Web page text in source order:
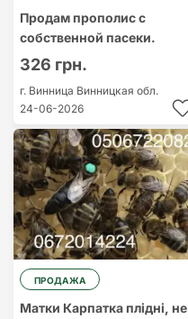
Продам прополис с
собственной пасеки.
326 грн.
г. Винница Винницкая обл.
24-06-2026
ПРОДАЖА
Матки Карпатка плідні, не